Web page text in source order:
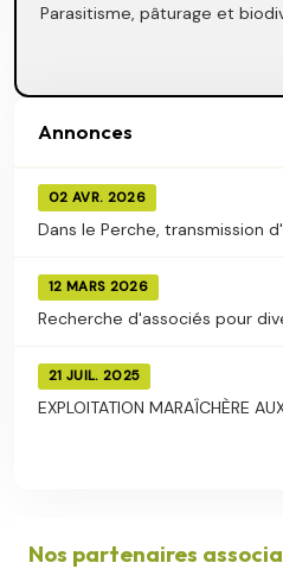
Parasitisme, pâturage et
Annonces
02 AVR. 2026
Dans le Perche, transmission
12 MARS 2026
Recherche d'associés pour
21 JUIL. 2025
EXPLOITATION MARAÎCHÈRE
Nos partenaires